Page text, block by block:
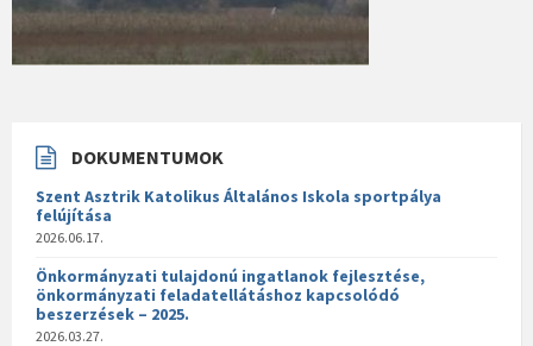
DOKUMENTUMOK
Szent Asztrik Katolikus Általános Iskola sportpálya
felújítása
2026.06.17.
Önkormányzati tulajdonú ingatlanok fejlesztése,
önkormányzati feladatellátáshoz kapcsolódó
beszerzések – 2025.
2026.03.27.